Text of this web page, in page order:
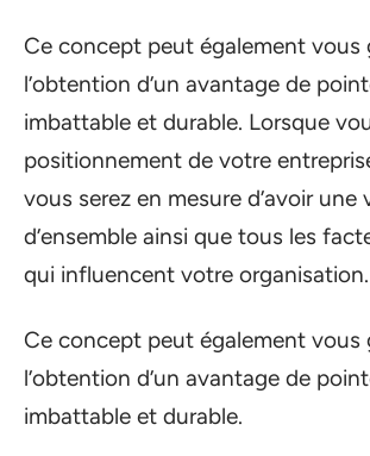
Ce concept peut également vous
l’obtention d’un avantage de
imbattable et durable. Lorsque
positionnement de votre
vous serez en mesure d’avoir une
d’ensemble ainsi que tous les
qui influencent votre organisation.
Ce concept peut également vous
l’obtention d’un avantage de
imbattable et durable.